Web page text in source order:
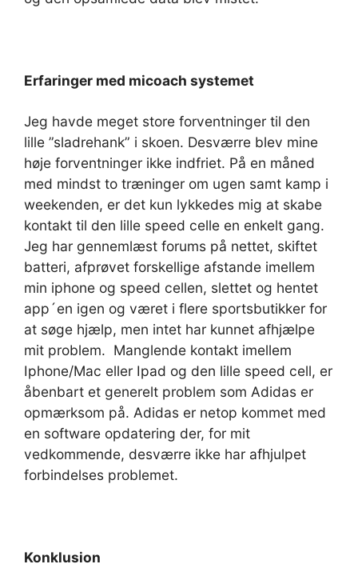
Erfaringer med micoach systemet
Jeg havde meget store forventninger til den
lille ”sladrehank” i skoen. Desværre blev mine
høje forventninger ikke indfriet. På en måned
med mindst to træninger om ugen samt kamp i
weekenden, er det kun lykkedes mig at skabe
kontakt til den lille speed celle en enkelt gang.
Jeg har gennemlæst forums på nettet, skiftet
batteri, afprøvet forskellige afstande imellem
min iphone og speed cellen, slettet og hentet
app´en igen og været i flere sportsbutikker for
at søge hjælp, men intet har kunnet afhjælpe
mit problem. Manglende kontakt imellem
Iphone/Mac eller Ipad og den lille speed cell, er
åbenbart et generelt problem som Adidas er
opmærksom på. Adidas er netop kommet med
en software opdatering der, for mit
vedkommende, desværre ikke har afhjulpet
forbindelses problemet.
Konklusion